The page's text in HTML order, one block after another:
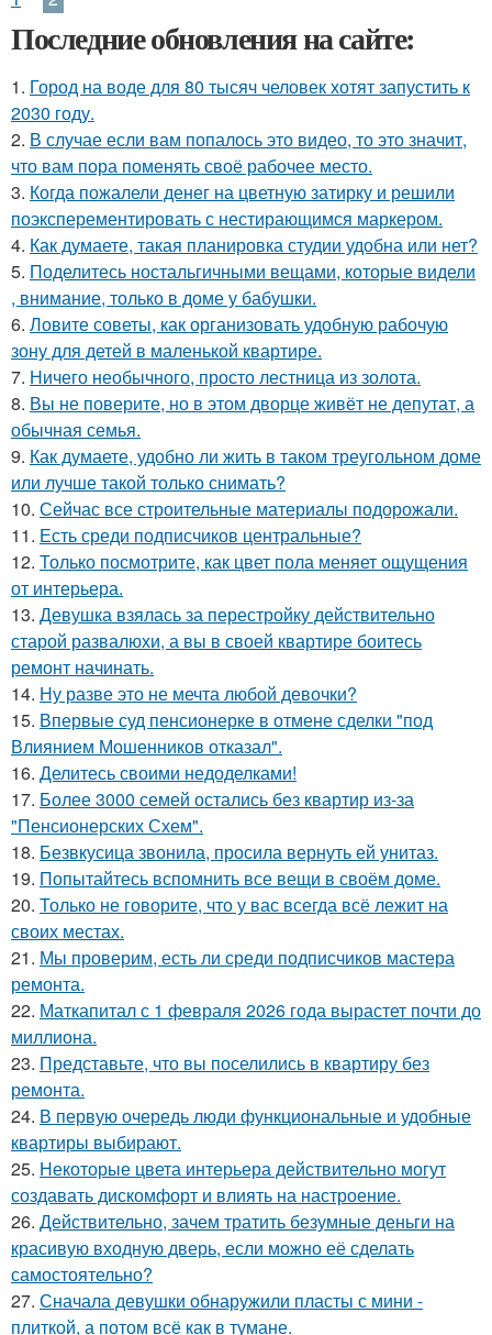
Последние обновления на сайте:
1. Город на воде для 80 тысяч человек хотят запустить к
2030 году.
2. В случае если вам попалось это видео, то это значит,
что вам пора поменять своё рабочее место.
3. Когда пожалели денег на цветную затирку и решили
поэксперементировать с нестирающимся маркером.
4. Как думаете, такая планировка студии удобна или нет?
5. Поделитесь ностальгичными вещами, которые видели
, внимание, только в доме у бабушки.
6. Ловите советы, как организовать удобную рабочую
зону для детей в маленькой квартире.
7. Ничего необычного, просто лестница из золота.
8. Вы не поверите, но в этом дворце живёт не депутат, а
обычная семья.
9. Как думаете, удобно ли жить в таком треугольном доме
или лучше такой только снимать?
10. Сейчас все строительные материалы подорожали.
11. Есть среди подписчиков центральные?
12. Только посмотрите, как цвет пола меняет ощущения
от интерьера.
13. Девушка взялась за перестройку действительно
старой развалюхи, а вы в своей квартире боитесь
ремонт начинать.
14. Ну разве это не мечта любой девочки?
15. Впервые суд пенсионерке в отмене сделки "под
Влиянием Мошенников отказал".
16. Делитесь своими недоделками!
17. Более 3000 семей остались без квартир из-за
"Пенсионерских Схем".
18. Безвкусица звонила, просила вернуть ей унитаз.
19. Попытайтесь вспомнить все вещи в своём доме.
20. Только не говорите, что у вас всегда всё лежит на
своих местах.
21. Мы проверим, есть ли среди подписчиков мастера
ремонта.
22. Маткапитал с 1 февраля 2026 года вырастет почти до
миллиона.
23. Представьте, что вы поселились в квартиру без
ремонта.
24. В первую очередь люди функциональные и удобные
квартиры выбирают.
25. Некоторые цвета интерьера действительно могут
создавать дискомфорт и влиять на настроение.
26. Действительно, зачем тратить безумные деньги на
красивую входную дверь, если можно её сделать
самостоятельно?
27. Сначала девушки обнаружили пласты с мини -
плиткой, а потом всё как в тумане.